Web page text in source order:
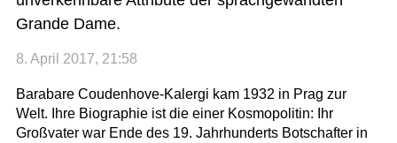
Grande Dame.
8. April 2017, 21:58
Barabare Coudenhove-Kalergi kam 1932 in Prag zur
Welt. Ihre Biographie ist die einer Kosmopolitin: Ihr
Großvater war Ende des 19. Jahrhunderts Botschafter in